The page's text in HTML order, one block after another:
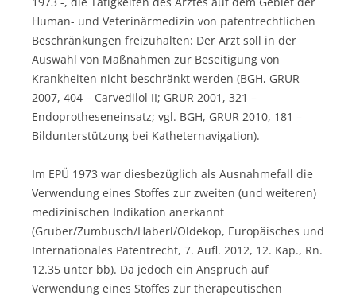
Human- und Veterinärmedizin von patentrechtlichen
Beschränkungen freizuhalten: Der Arzt soll in der
Auswahl von Maßnahmen zur Beseitigung von
Krankheiten nicht beschränkt werden (BGH, GRUR
2007, 404 – Carvedilol II; GRUR 2001, 321 –
Endoprotheseneinsatz; vgl. BGH, GRUR 2010, 181 –
Bildunterstützung bei Katheternavigation).
Im EPÜ 1973 war diesbezüglich als Ausnahmefall die
Verwendung eines Stoffes zur zweiten (und weiteren)
medizinischen Indikation anerkannt
(Gruber/Zumbusch/Haberl/Oldekop, Europäisches und
Internationales Patentrecht, 7. Aufl. 2012, 12. Kap., Rn.
12.35 unter bb). Da jedoch ein Anspruch auf
Verwendung eines Stoffes zur therapeutischen